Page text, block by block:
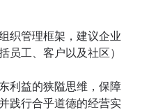
management
部协作提示
的沟通
板进行头脑风暴（即将推
织管理框架，建议企业
员工、客户以及社区）
利益的狭隘思维，保障
践行合乎道德的经营实